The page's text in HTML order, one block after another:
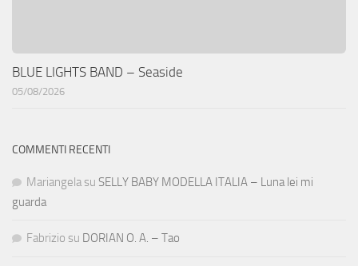
BLUE LIGHTS BAND – Seaside
05/08/2026
COMMENTI RECENTI
Mariangela su SELLY BABY MODELLA ITALIA – Luna lei mi
guarda
Fabrizio su DORIAN O. A. – Tao